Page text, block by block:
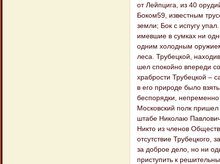
от Лейпцига, из 40
Боком59, известным
земли; Бок с испугу
имевшие в сумках ни
одним холодным
леса. Трубецкой,
шел спокойно впереди
храбрости Трубецкой –
в его природе было
беспорядки,
Московский полк
штабе Николаю
Никто из членов
отсутствие Трубецкого,
за доброе дело, но ни
приступить к